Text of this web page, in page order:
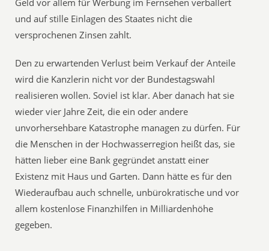
und auf stille Einlagen des Staates nicht die
versprochenen Zinsen zahlt.
Den zu erwartenden Verlust beim Verkauf der Anteile
wird die Kanzlerin nicht vor der Bundestagswahl
realisieren wollen. Soviel ist klar. Aber danach hat sie
wieder vier Jahre Zeit, die ein oder andere
unvorhersehbare Katastrophe managen zu dürfen. Für
die Menschen in der Hochwasserregion heißt das, sie
hätten lieber eine Bank gegründet anstatt einer
Existenz mit Haus und Garten. Dann hätte es für den
Wiederaufbau auch schnelle, unbürokratische und vor
allem kostenlose Finanzhilfen in Milliardenhöhe
gegeben.